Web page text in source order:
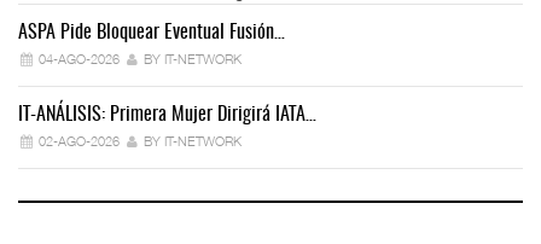
ASPA Pide Bloquear Eventual Fusión…
04-AGO-2026 BY IT-NETWORK
IT-ANÁLISIS: Primera Mujer Dirigirá IATA…
02-AGO-2026 BY IT-NETWORK